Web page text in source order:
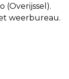
(Overijssel).
weerbureau.